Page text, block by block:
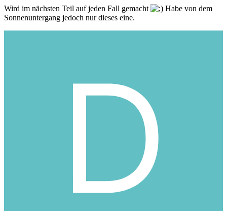
Wird im nächsten Teil auf jeden Fall gemacht
Habe von dem
Sonnenuntergang jedoch nur dieses eine.